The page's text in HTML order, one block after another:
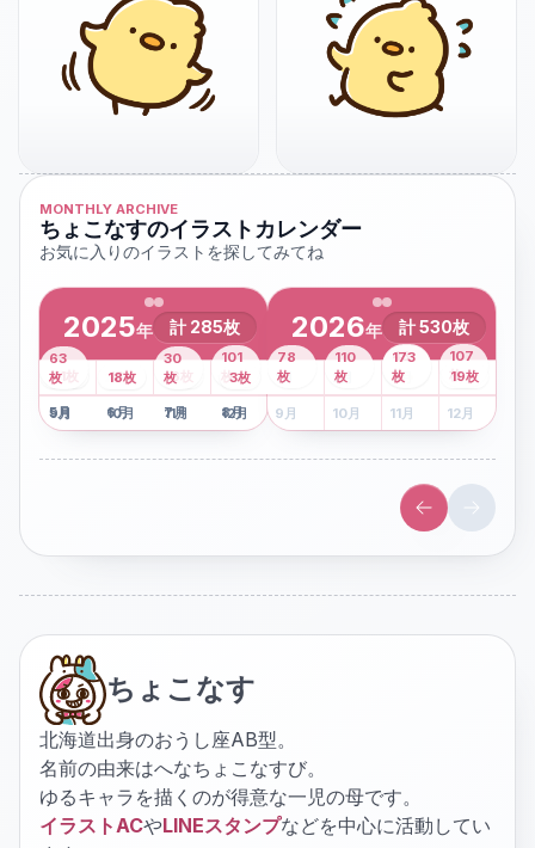
MONTHLY ARCHIVE
ちょこなすのイラストカレンダー
お気に入りのイラストを探してみてね
2025年 計 285枚
1月
2枚 2月 3月 4月
8枚
5月
41 枚
6月
13枚
7月
6枚
8月
101
枚
9月
63
枚
10月
18枚
11月
30
枚
12月
3枚
2026年 計530枚
1月 2月 3月
43
枚
4月
107
枚
5 月
78
枚
6月
110
枚
7月
173
枚
8月
19枚
9 月 10月 11月 12月
ちょこなす
北海道出身のおうし座AB型。
名前の由来はへなちょこなすび。
ゆるキャラを描くのが得意な一児の母です。
イラストACやLINEスタンプなどを中心に活動してい